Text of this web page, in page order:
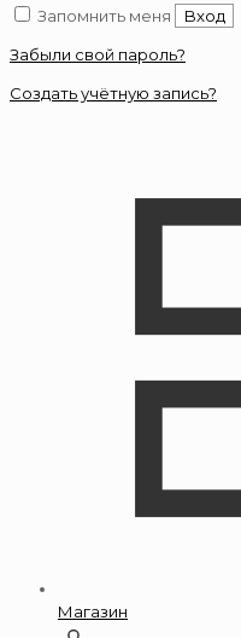
Запомнить меня
Вход
Забыли свой пароль?
Создать учётную запись?
Магазин